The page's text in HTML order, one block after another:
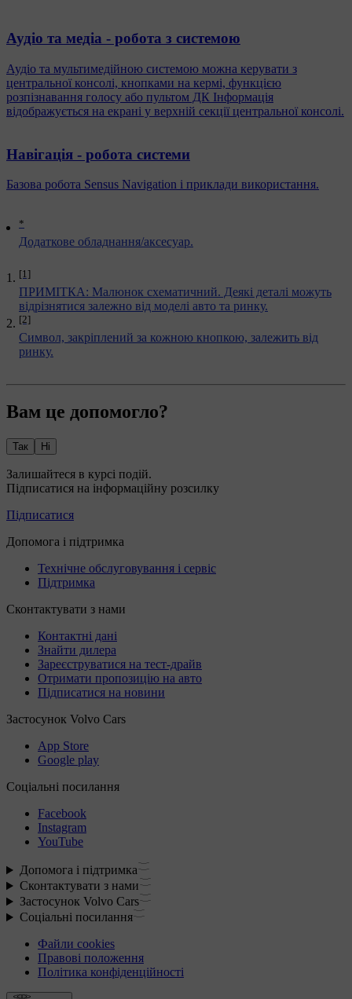
*
Додаткове обладнання/аксесуар.
[1]
ПРИМІТКА: Малюнок схематичний. Деякі деталі можуть
відрізнятися залежно від моделі авто та ринку.
[2]
Символ, закріплений за кожною кнопкою, залежить від
ринку.
Аудіо та медіа - робота з системою
Аудіо та мультимедійною системою можна керувати з
центральної консолі, кнопками на кермі, функцією
розпізнавання голосу або пультом ДК Інформація
відображується на екрані у верхній секції центральної консолі.
Навігація - робота системи
Базова робота Sensus Navigation і приклади використання.
Вам це допомогло?
Так Ні